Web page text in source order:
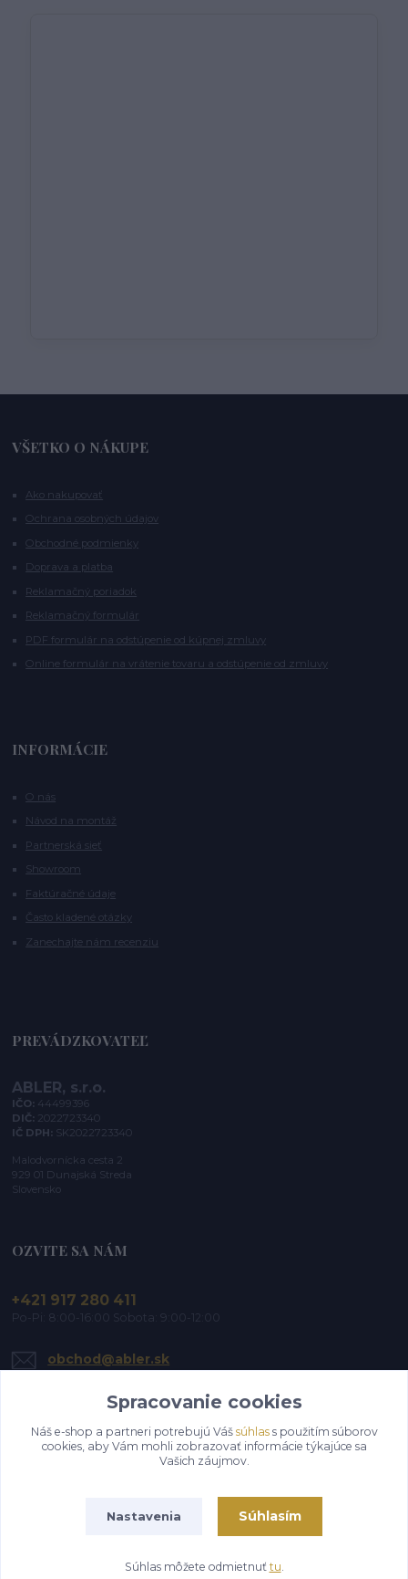
VŠETKO O NÁKUPE
Ako nakupovať
Ochrana osobných údajov
Obchodné podmienky
Doprava a platba
Reklamačný poriadok
Reklamačný formulár
PDF formulár na odstúpenie od kúpnej zmluvy
Online formulár na vrátenie tovaru a odstúpenie od zmluvy
INFORMÁCIE
O nás
Návod na montáž
Partnerská sieť
Showroom
Faktúračné údaje
Často kladené otázky
Zanechajte nám recenziu
PREVÁDZKOVATEĽ
ABLER, s.r.o.
IČO: 44499396
DIČ: 2022723340
IČ DPH: SK2022723340
Malodvornícka cesta 2
929 01 Dunajská Streda
Slovensko
OZVITE SA NÁM
+421 917 280 411
Po-Pi: 8:00-16:00 Sobota: 9:00-12:00
obchod@abler.sk
Upraviť zber cookies.
Vytvorené na
Eshop-rychlo.sk
Spracovanie cookies
Náš e-shop a partneri potrebujú Váš súhlass použitím súborov
cookies, aby Vám mohli zobrazovať informácie týkajúce sa
Vašich záujmov.
Nastavenia Súhlasím
Súhlas môžete odmietnuť tu